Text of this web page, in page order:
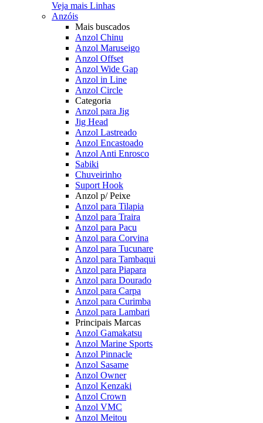
Veja mais Linhas
Anzóis
Mais buscados
Anzol Chinu
Anzol Maruseigo
Anzol Offset
Anzol Wide Gap
Anzol in Line
Anzol Circle
Categoria
Anzol para Jig
Jig Head
Anzol Lastreado
Anzol Encastoado
Anzol Anti Enrosco
Sabiki
Chuveirinho
Suport Hook
Anzol p/ Peixe
Anzol para Tilapia
Anzol para Traira
Anzol para Pacu
Anzol para Corvina
Anzol para Tucunare
Anzol para Tambaqui
Anzol para Piapara
Anzol para Dourado
Anzol para Carpa
Anzol para Curimba
Anzol para Lambari
Principais Marcas
Anzol Gamakatsu
Anzol Marine Sports
Anzol Pinnacle
Anzol Sasame
Anzol Owner
Anzol Kenzaki
Anzol Crown
Anzol VMC
Anzol Meitou